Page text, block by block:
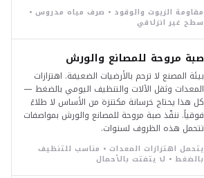
مقاومة الزيوت والوقود • صرف مياه مدروس •
سطح غير انزلاقي
صبة مروحة للمصانع والورش
بيئة المصنع لا ترحم بالأرضيات الضعيفة. اهتزازات
المعدات وثقل الآلات والتنظيف اليومي بالضغط —
كل هذا يحتاج خرسانة مكتنزة من الأساس لا طلاءً
فوقياً. ننفّذ صبة مروحة للمصانع والورش بمواصفات
تتحمل هذه الظروف لسنوات.
يتحمل اهتزازات المعدات • مناسب للتنظيف
بالضغط • لا يتفتت بالأحمال